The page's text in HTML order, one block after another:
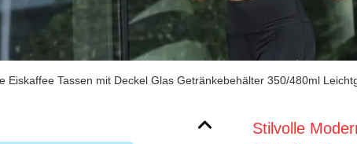
Eiskaffee Tassen mit Deckel Glas Getränkebehälter 350/480ml
Stilvolle